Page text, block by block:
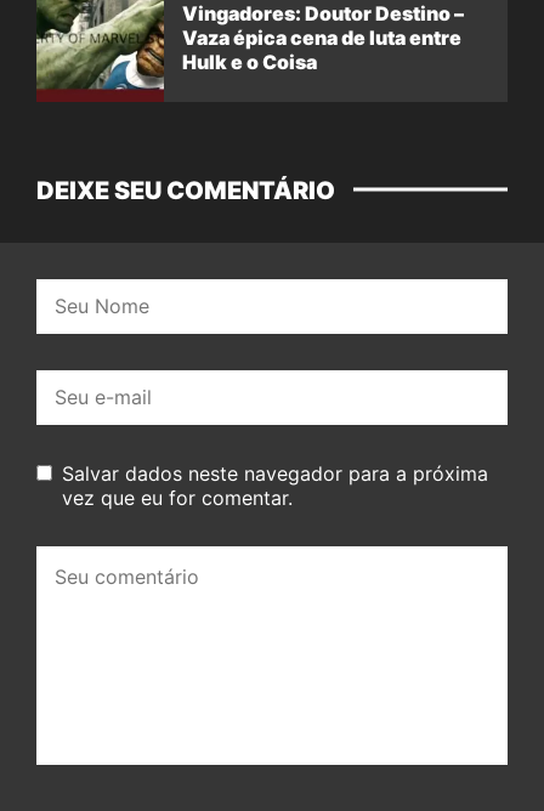
Vingadores: Doutor Destino –
Vaza épica cena de luta entre
Hulk e o Coisa
DEIXE SEU COMENTÁRIO
mail:
Salvar dados neste navegador para a próxima
vez que eu for comentar.
comentário: